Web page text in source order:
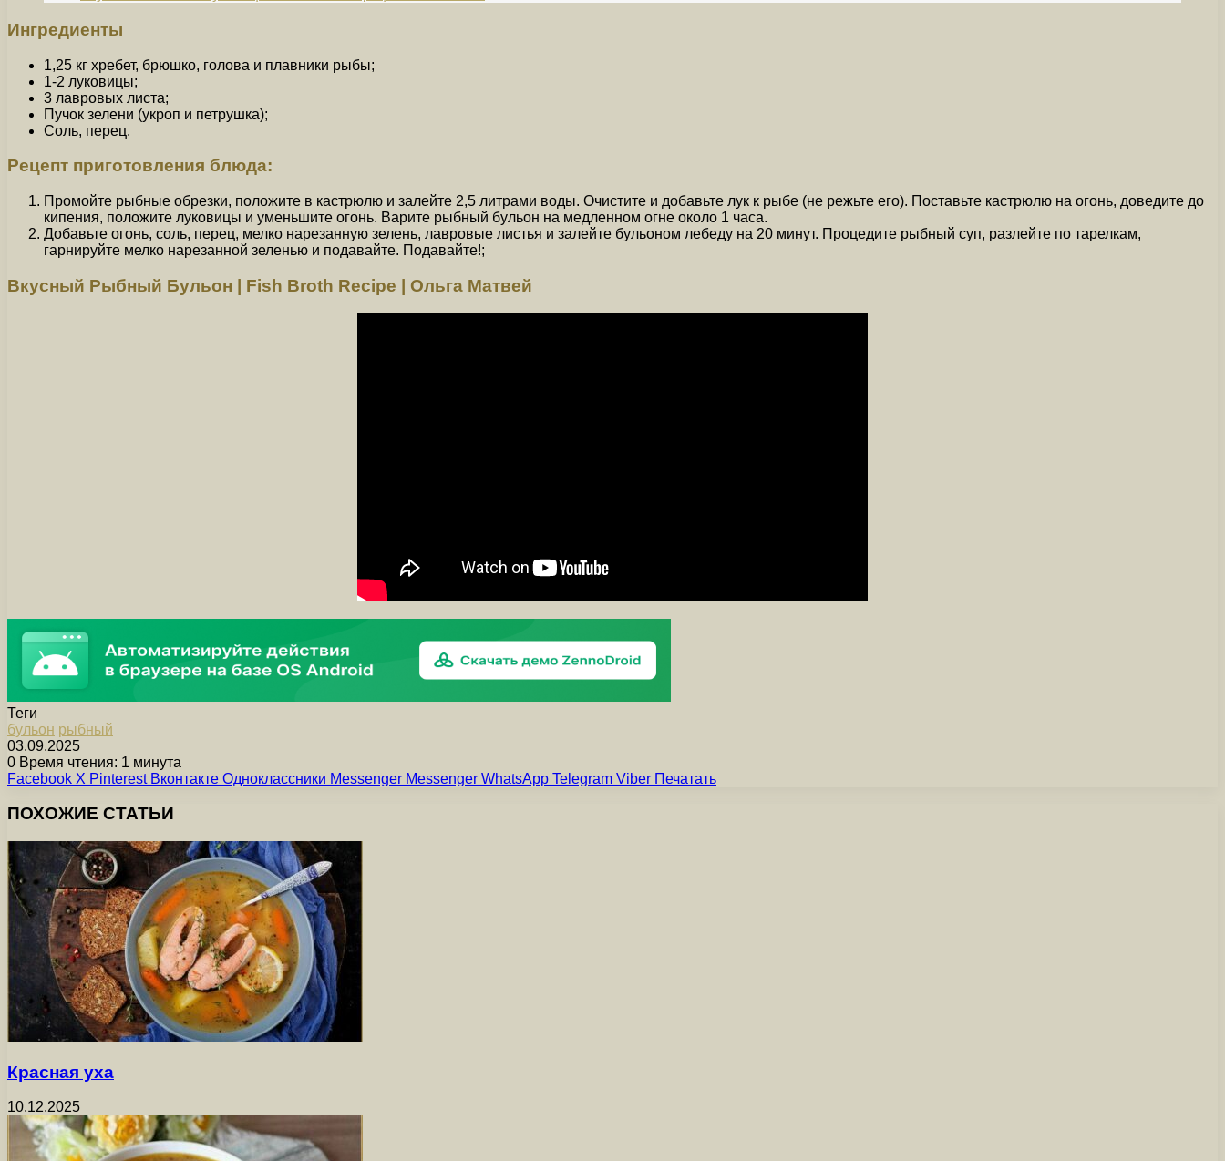
Ингредиенты
1,25 кг хребет, брюшко, голова и плавники рыбы;
1-2 луковицы;
3 лавровых листа;
Пучок зелени (укроп и петрушка);
Соль, перец.
Рецепт приготовления блюда:
Промойте рыбные обрезки, положите в кастрюлю и залейте 2,5 литрами воды. Очистите и добавьте лук к рыбе (не режьте его). Поставьте кастрюлю на огонь, доведите до
кипения, положите луковицы и уменьшите огонь. Варите рыбный бульон на медленном огне около 1 часа.
Добавьте огонь, соль, перец, мелко нарезанную зелень, лавровые листья и залейте бульоном лебеду на 20 минут. Процедите рыбный суп, разлейте по тарелкам,
гарнируйте мелко нарезанной зеленью и подавайте. Подавайте!;
Вкусный Рыбный Бульон | Fish Broth Recipe | Ольга Матвей
Теги
бульон рыбный
03.09.2025
0 Время чтения: 1 минута
Facebook X Pinterest Вконтакте Одноклассники Messenger Messenger WhatsApp Telegram Viber Печатать
ПОХОЖИЕ СТАТЬИ
Красная уха
10.12.2025